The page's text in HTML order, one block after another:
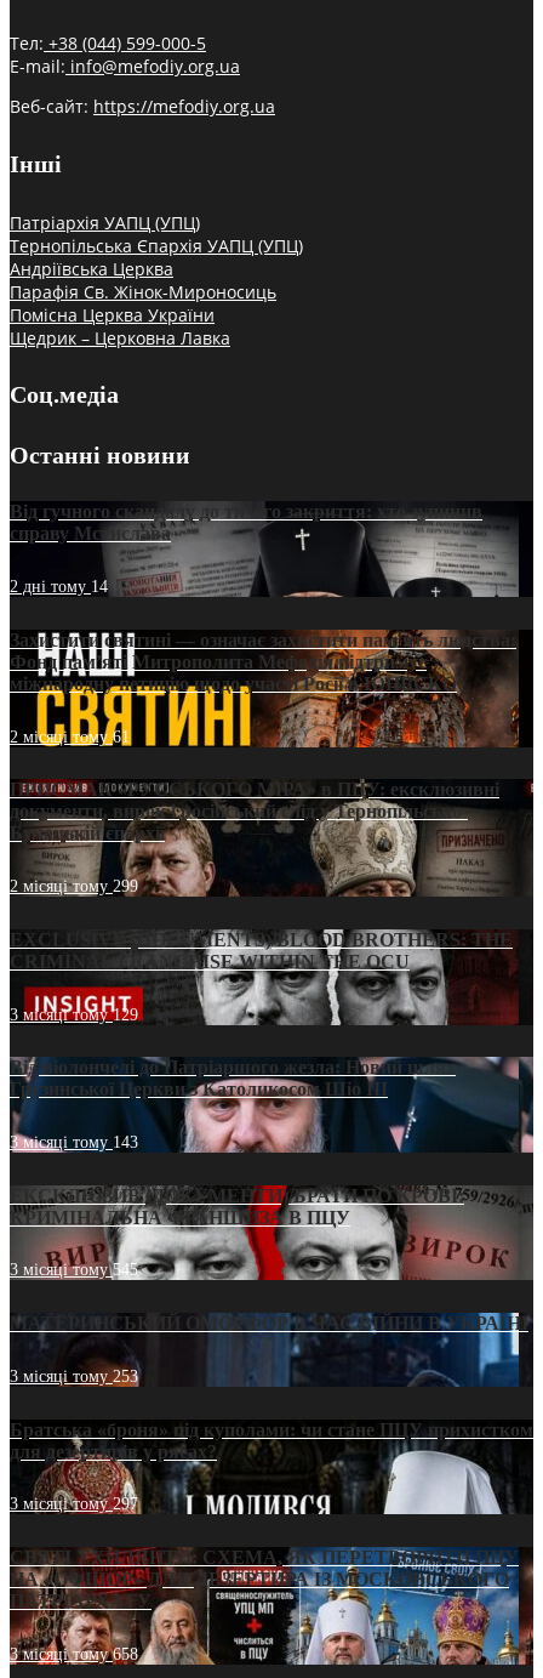
Тел: +38 (044) 599-000-5
E-mail: info@mefodiy.org.ua
Веб-сайт: https://mefodiy.org.ua
Інші
Патріархія УАПЦ (УПЦ)
Тернопільська Єпархія УАПЦ (УПЦ)
Андріївська Церква
Парафія Св. Жінок-Мироносиць
Помісна Церква України
Щедрик – Церковна Лавка
Соц.медіа
Останні новини
Від гучного скандалу до тихого закриття: хто зупинив
справу Мстислава
2 дні тому 14
Захистити святині — означає захистити пам’ять людства:
Фонд пам’яті Митрополита Мефодія підтримує
міжнародну петицію щодо участі Росії в ЮНЕСКО
2 місяці тому61
ПРИСМАК «РУССЬКОГО МІРА» в ПЦУ: ексклюзивні
документи, вирок і російський слід у Тернопільсько-
Бучацькій єпархії
2 місяці тому 299
EXCLUSIVE (DOCUMENTS)/BLOOD BROTHERS: THE
CRIMINAL FRANCHISE WITHIN THE OCU
3 місяці тому129
Від віолончелі до Патріаршого жезла: Новий шлях
Грузинської Церкви з Католикосом Шіо III
3 місяці тому 143
ЕКСКЛЮЗИВ (ДОКУМЕНТИ)/БРАТИ ПО КРОВІ:
КРИМІНАЛЬНА ФРАНШИЗА В ПЦУ
3 місяці тому545
МАТЕРИНСЬКИЙ ОМОРФОР В ЧАС ВІЙНИ В УКРАЇНІ
3 місяці тому253
Братська «броня» під куполами: чи стане ПЦУ прихистком
для дезертирів у рясах?
3 місяці тому297
СВЯТІ УХИЛЯНТИ: СХЕМА, ЯК ПЕРЕТВОРИТИ ПЦУ
НА «ОФШОР» ДЛЯ ДЕЗЕРТИРА ІЗ МОСКОВСЬКОГО
ПАТРІАРХАТУ
3 місяці тому658